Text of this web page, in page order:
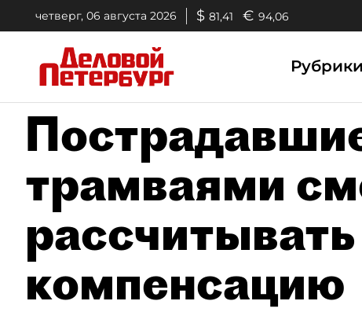
четверг, 06 августа 2026 $ 81,41 € 94,06
Рубрики
трамваями
компенсацию